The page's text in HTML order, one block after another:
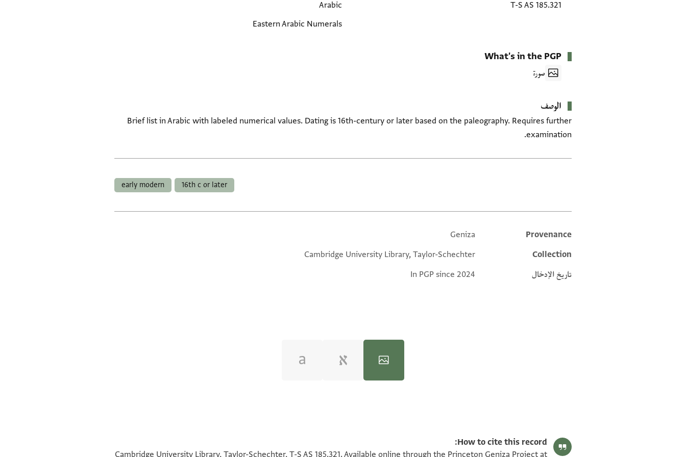
T-S AS 185.321
Arabic
Eastern Arabic Numerals
What's in the PGP
صورة
الوصف
Brief list in Arabic with labeled numerical values. Dating is 16th-century or later based on the paleography. Requires further
examination.
16th c or later
early modern
Additional metadata
Provenance
Geniza
Collection
Cambridge University Library, Taylor-Schechter
تاريخ الإدخال
In PGP since 2024
100%
100%
How to cite this record:
Cambridge University Library, Taylor-Schechter, T-S AS 185.321. Available online through the Princeton Geniza Project at